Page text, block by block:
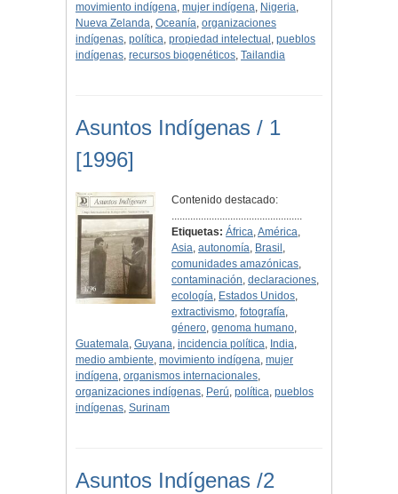
movimiento indígena, mujer indígena, Nigeria,
Nueva Zelanda, Oceanía, organizaciones
indígenas, política, propiedad intelectual , pueblos
indígenas, recursos biogenéticos, Tailandia
Asuntos Indígenas / 1
[1996]
Contenido destacado:
.................................................
Etiquetas: África,América,
Asia,autonomía, Brasil ,
comunidades amazónicas,
contaminación,declaraciones,
ecología, Estados Unidos,
extractivismo,fotografía,
género,genoma humano,
Guatemala, Guyana, incidencia política, India,
medio ambiente, movimiento indígena, mujer
indígena, organismos internacionales,
organizaciones indígenas, Perú, política, pueblos
indígenas, Surinam
Asuntos Indígenas /2